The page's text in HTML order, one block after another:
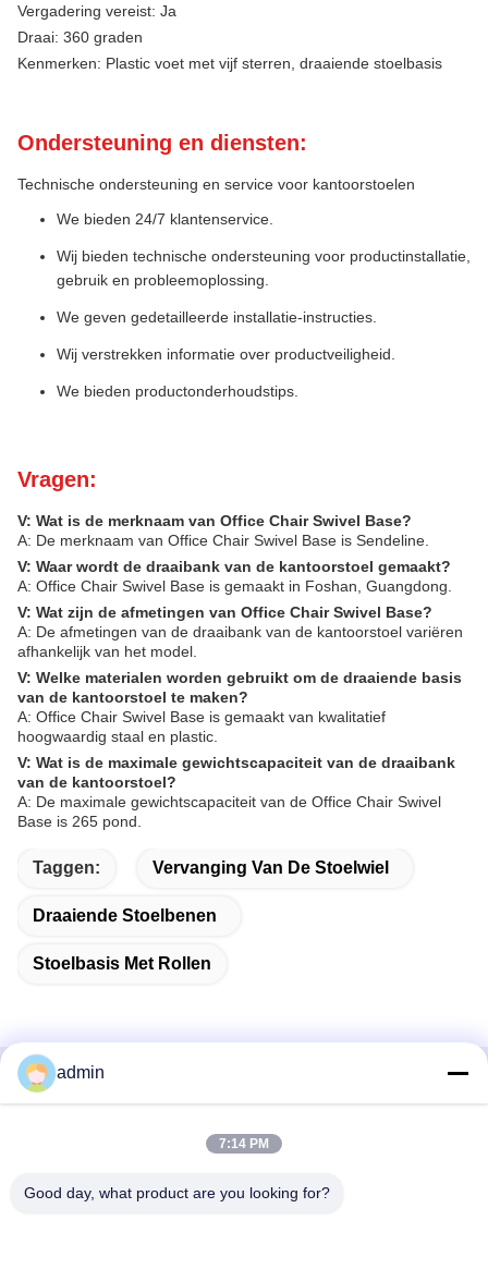
Vergadering vereist: Ja
Draai: 360 graden
Kenmerken: Plastic voet met vijf sterren, draaiende stoelbasis
Ondersteuning en diensten:
Technische ondersteuning en service voor kantoorstoelen
We bieden 24/7 klantenservice.
Wij bieden technische ondersteuning voor productinstallatie,
gebruik en probleemoplossing.
We geven gedetailleerde installatie-instructies.
Wij verstrekken informatie over productveiligheid.
We bieden productonderhoudstips.
Vragen:
V: Wat is de merknaam van Office Chair Swivel Base?
A: De merknaam van Office Chair Swivel Base is Sendeline.
V: Waar wordt de draaibank van de kantoorstoel gemaakt?
A: Office Chair Swivel Base is gemaakt in Foshan, Guangdong.
V: Wat zijn de afmetingen van Office Chair Swivel Base?
A: De afmetingen van de draaibank van de kantoorstoel variëren
afhankelijk van het model.
V: Welke materialen worden gebruikt om de draaiende basis
van de kantoorstoel te maken?
A: Office Chair Swivel Base is gemaakt van kwalitatief
hoogwaardig staal en plastic.
V: Wat is de maximale gewichtscapaciteit van de draaibank
van de kantoorstoel?
A: De maximale gewichtscapaciteit van de Office Chair Swivel
Base is 265 pond.
Taggen: Vervanging Van De Stoelwiel
Draaiende Stoelbenen
Stoelbasis Met Rollen
Snel contact
City, provincie Guangdong, China
admin
7:14 PM
Good day, what product are you looking for?